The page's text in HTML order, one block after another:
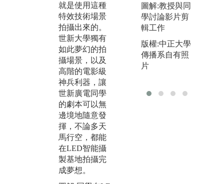
就是使用這種
特效技術場景
拍攝出來的。
世新大學獨有
如此夢幻的拍
攝場景，以及
高階的電影級
神兵利器，讓
世新廣電同學
的劇本可以無
邊境地隨意發
揮，不論多天
馬行空，都能
在LED智能攝
製基地拍攝完
成夢想。
影業拍片的流
程模式。
圖解:學生拍攝
畢製影片照
版權:學生提供
圖解:教授與同
學討論影片剪
輯工作
版權:中正大學
傳播系自有照
片